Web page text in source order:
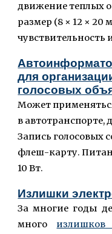
движение теплых
размер (8 × 12 ×
чувствительность
для
голосовых
Может
в
Запись голосовых
флеш-карту.
10 Вт.
Излишки
За многие годы
много излишков